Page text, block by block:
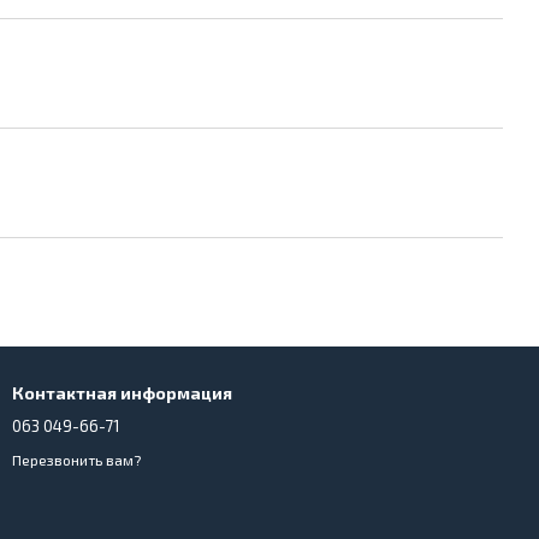
Контактная информация
063 049-66-71
Перезвонить вам?